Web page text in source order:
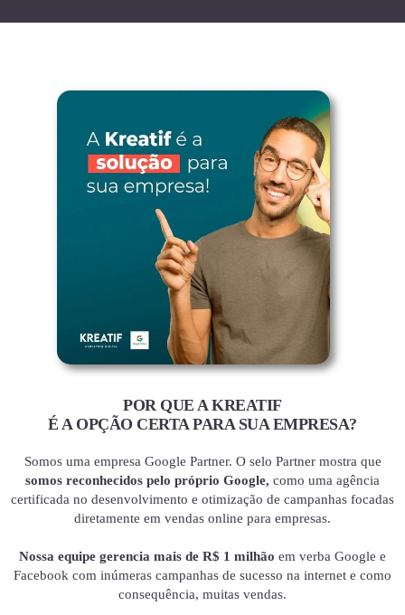
POR QUE A KREATIF
É A OPÇÃO CERTA PARA SUA EMPRESA?
Somos uma empresa Google Partner. O selo Partner mostra que
somos reconhecidos pelo próprio Google, como uma agência
certificada no desenvolvimento e otimização de campanhas focadas
diretamente em vendas online para empresas.
Nossa equipe gerencia mais de R$ 1 milhão em verba Google e
Facebook com inúmeras campanhas de sucesso na internet e como
consequência, muitas vendas.